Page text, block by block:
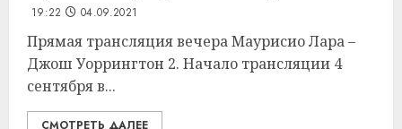
19:22 04.09.2021
Прямая трансляция вечера Маурисио Лара –
Джош Уоррингтон 2. Начало трансляции 4
сентября в...
СМОТРЕТЬ ДАЛЕЕ